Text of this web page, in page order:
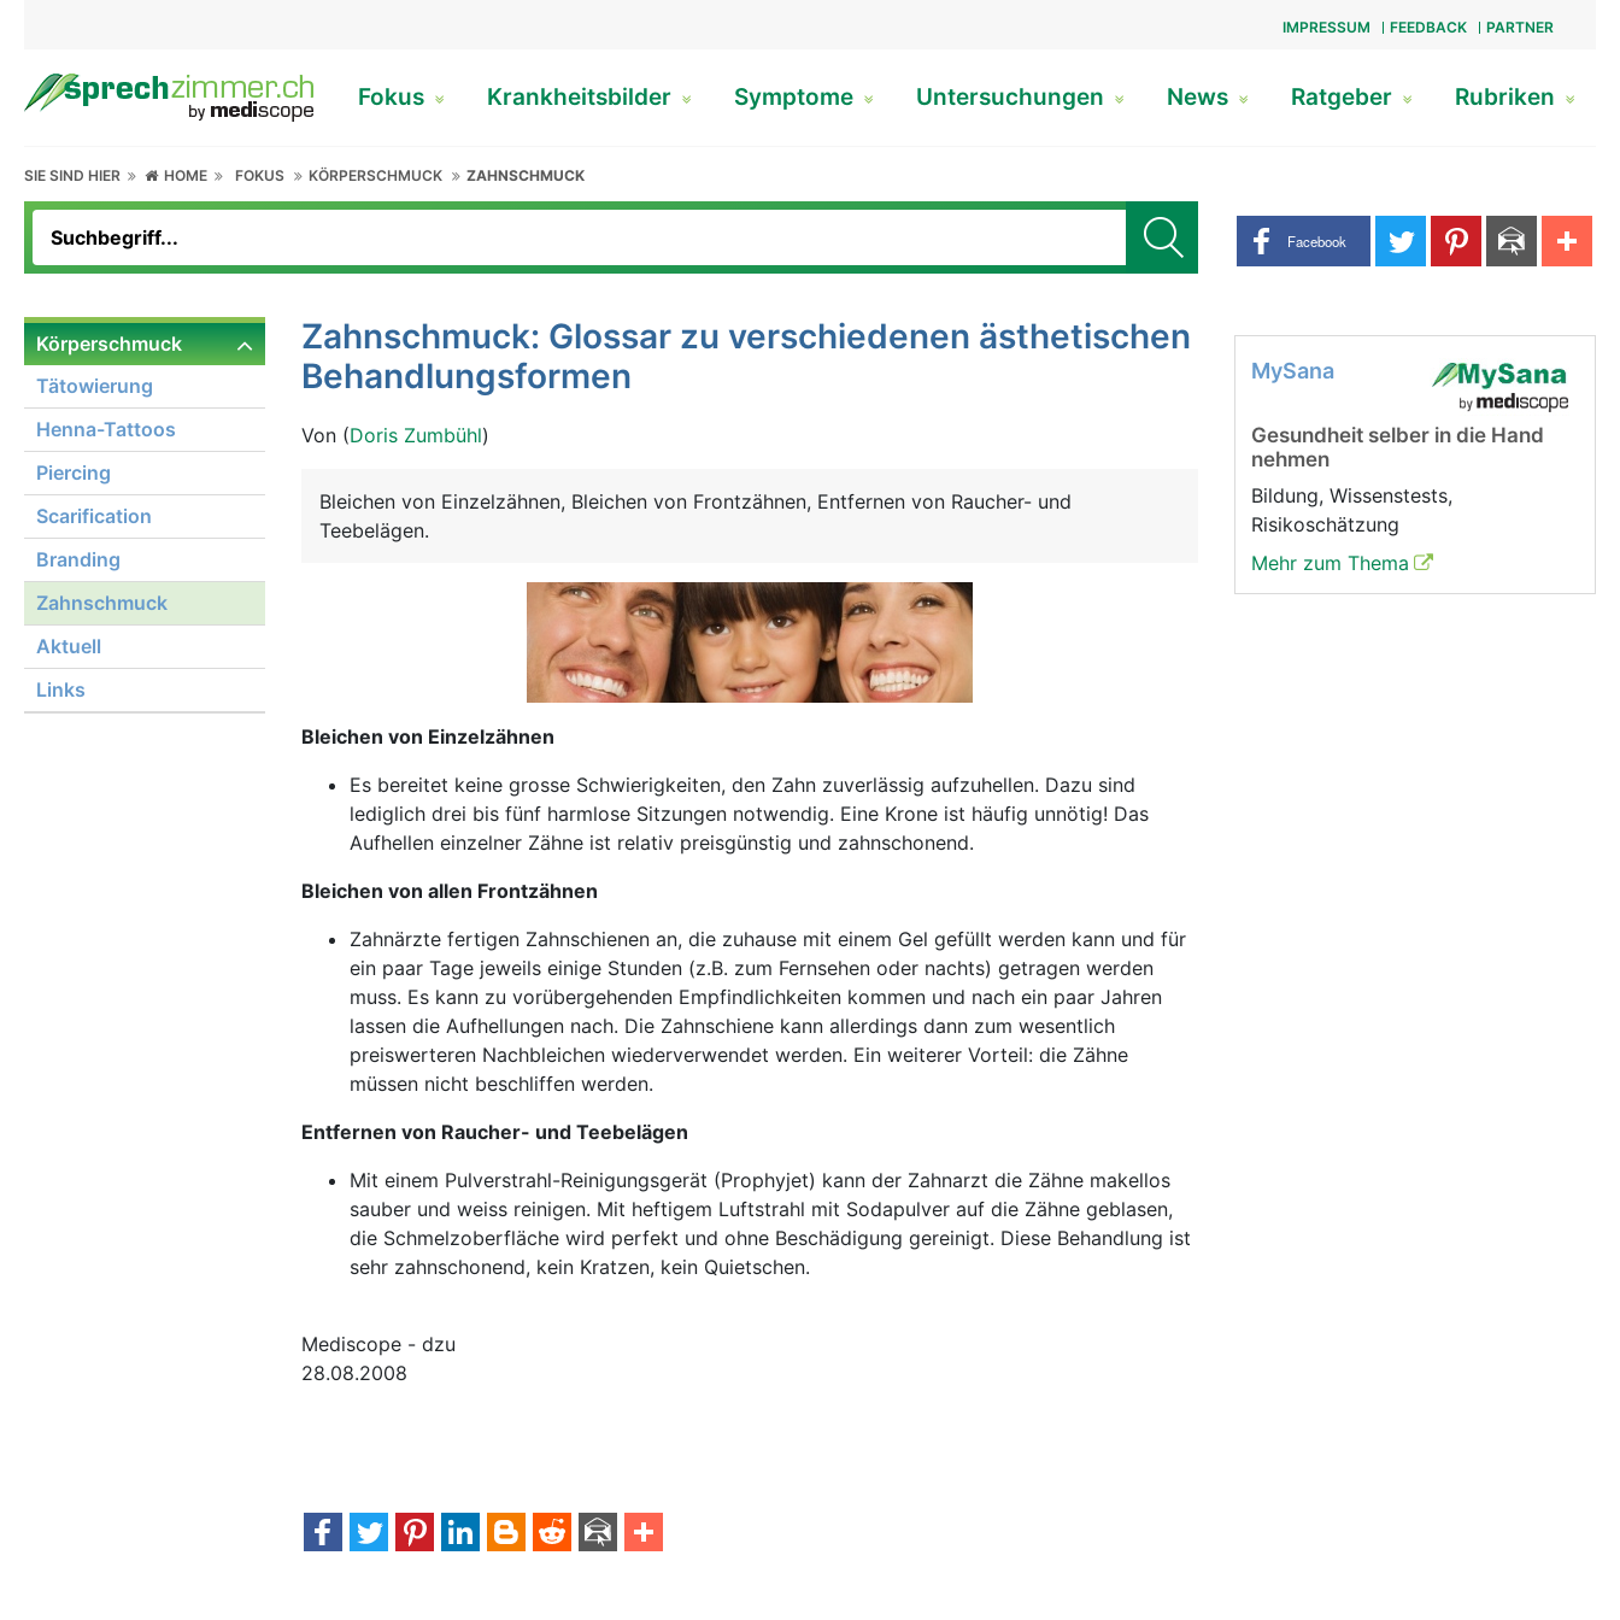
IMPRESSUM FEEDBACK PARTNER
Fokus Krankheitsbilder Symptome Untersuchungen News Ratgeber Rubriken
SIE SIND HIER HOME FOKUS KÖRPERSCHMUCK ZAHNSCHMUCK
Share buttons
Facebook
Körperschmuck
Tätowierung
Henna-Tattoos
Piercing
Scarification
Branding
Zahnschmuck
Aktuell
Links
Zahnschmuck: Glossar zu verschiedenen ästhetischen
Behandlungsformen
Von (Doris Zumbühl)
Bleichen von Einzelzähnen, Bleichen von Frontzähnen, Entfernen von Raucher- und
Teebelägen.
Bleichen von Einzelzähnen
Es bereitet keine grosse Schwierigkeiten, den Zahn zuverlässig aufzuhellen. Dazu sind
lediglich drei bis fünf harmlose Sitzungen notwendig. Eine Krone ist häufig unnötig! Das
Aufhellen einzelner Zähne ist relativ preisgünstig und zahnschonend.
Bleichen von allen Frontzähnen
Zahnärzte fertigen Zahnschienen an, die zuhause mit einem Gel gefüllt werden kann und für
ein paar Tage jeweils einige Stunden (z.B. zum Fernsehen oder nachts) getragen werden
muss. Es kann zu vorübergehenden Empfindlichkeiten kommen und nach ein paar Jahren
lassen die Aufhellungen nach. Die Zahnschiene kann allerdings dann zum wesentlich
preiswerteren Nachbleichen wiederverwendet werden. Ein weiterer Vorteil: die Zähne
müssen nicht beschliffen werden.
Entfernen von Raucher- und Teebelägen
Mit einem Pulverstrahl-Reinigungsgerät (Prophyjet) kann der Zahnarzt die Zähne makellos
sauber und weiss reinigen. Mit heftigem Luftstrahl mit Sodapulver auf die Zähne geblasen,
die Schmelzoberfläche wird perfekt und ohne Beschädigung gereinigt. Diese Behandlung ist
sehr zahnschonend, kein Kratzen, kein Quietschen.
Mediscope - dzu
28.08.2008
MySana
Gesundheit selber in die Hand
nehmen
Bildung, Wissenstests,
Risikoschätzung
Mehr zum Thema